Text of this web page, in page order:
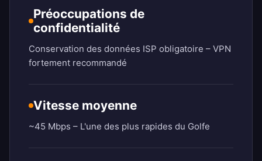
Préoccupations de
confidentialité
Conservation des données ISP obligatoire – VPN
fortement recommandé
Vitesse moyenne
~45 Mbps – L'une des plus rapides du Golfe